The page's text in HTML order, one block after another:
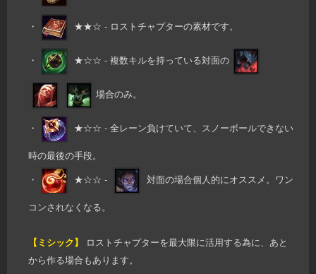
・ ★★☆ - ロストチャプターの素材です。
・ ★☆☆ - 複数キルを持っている対面の
場合のみ。
・ ★☆☆ - 全レーン負けていて、スノーボールできない
時の最後の手段。
・
★☆☆ - 対面の場合個人的にオススメ。ワン
コンされなくなる。
【ミシック】
ロストチャプターを最大限に活用する為に、あと
から作る場合もあります。